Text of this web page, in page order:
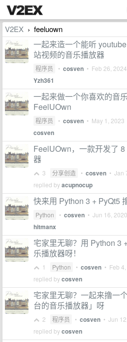
V2EX › feeluown
一起来造一个能听
站视频的音乐播放器
程序员 • cosven • Feb 26, 2024
Yzh361
一起来做一个你喜欢的音
FeelUOwn
程序员 • cosven • May 1, 2023
cosven
FeelUOwn，一款开发了
器
3 分享创造 • cosven • Jan
replied byacupnocup
快来用 Python 3 + PyQt5
Python • cosven • Jun 16, 2020
hitmanx
宅家里无聊？用 Python 3
乐播放器呀！
1 Python • cosven • Feb
replied bycosven
宅家里无聊？一起来撸一
台的音乐播放器」呀
2 程序员 • cosven • Jun
replied bycosven